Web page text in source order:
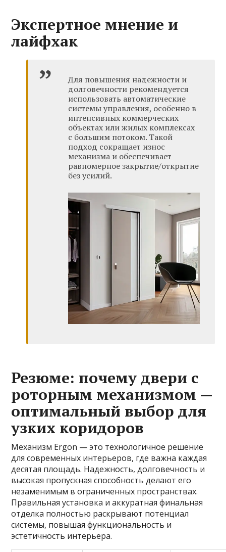
Экспертное мнение и
лайфхак
Для повышения надежности и
долговечности рекомендуется
использовать автоматические
системы управления, особенно в
интенсивных коммерческих
объектах или жилых комплексах
с большим потоком. Такой
подход сокращает износ
механизма и обеспечивает
равномерное закрытие/открытие
без усилий.
Резюме: почему двери с
роторным механизмом —
оптимальный выбор для
узких коридоров
Механизм Ergon — это технологичное решение
для современных интерьеров, где важна каждая
десятая площадь. Надежность, долговечность и
высокая пропускная способность делают его
незаменимым в ограниченных пространствах.
Правильная установка и аккуратная финальная
отделка полностью раскрывают потенциал
системы, повышая функциональность и
эстетичность интерьера.